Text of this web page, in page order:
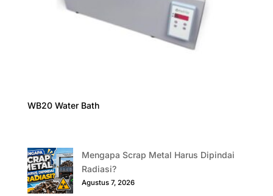
WB20 Water Bath
Mengapa Scrap Metal Harus Dipindai
Radiasi?
Agustus 7, 2026